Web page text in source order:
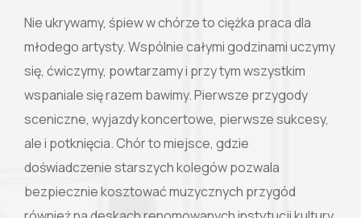
Nie ukrywamy, śpiew w chórze to ciężka praca dla
młodego artysty. Wspólnie całymi godzinami uczymy
się, ćwiczymy, powtarzamy i przy tym wszystkim
wspaniale się razem bawimy. Pierwsze przygody
sceniczne, wyjazdy koncertowe, pierwsze sukcesy,
ale i potknięcia. Chór to miejsce, gdzie
doświadczenie starszych kolegów pozwala
bezpiecznie kosztować muzycznych przygód